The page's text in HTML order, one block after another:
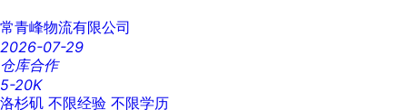
常青峰物流有限公司
2026-07-29
仓库合作
5-20K
洛杉矶 不限经验 不限学历